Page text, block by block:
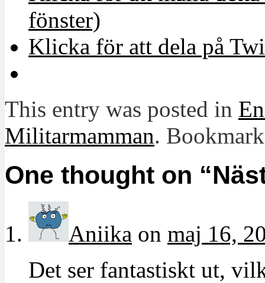
fönster)
Klicka för att dela på
This entry was posted in
Militarmamman.
One thought on “
Aniika on maj 16,
Det ser fantastiskt ut,